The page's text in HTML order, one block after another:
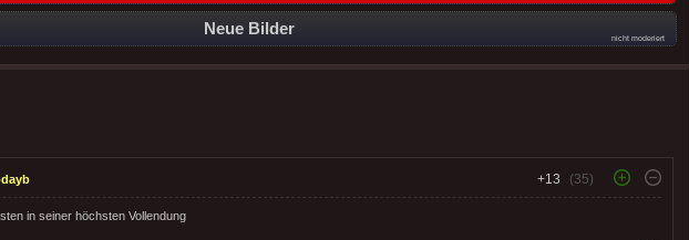
Neue Bilder
nicht moderiert
+13 (35)
in seiner höchsten Vollendung